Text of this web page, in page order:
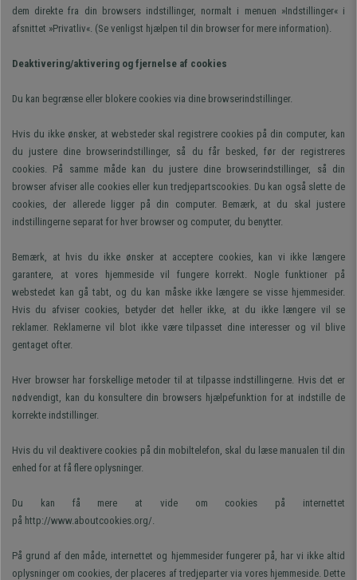
dem direkte fra din browsers indstillinger, normalt i menuen »Indstillinger« i
afsnittet »Privatliv«. (Se venligst hjælpen til din browser for mere information).
Deaktivering/aktivering og fjernelse af cookies
Du kan begrænse eller blokere cookies via dine browserindstillinger.
Hvis du ikke ønsker, at websteder skal registrere cookies på din computer, kan
du justere dine browserindstillinger, så du får besked, før der registreres
cookies. På samme måde kan du justere dine browserindstillinger, så din
browser afviser alle cookies eller kun tredjepartscookies. Du kan også slette de
cookies, der allerede ligger på din computer. Bemærk, at du skal justere
indstillingerne separat for hver browser og computer, du benytter.
Bemærk, at hvis du ikke ønsker at acceptere cookies, kan vi ikke længere
garantere, at vores hjemmeside vil fungere korrekt. Nogle funktioner på
webstedet kan gå tabt, og du kan måske ikke længere se visse hjemmesider.
Hvis du afviser cookies, betyder det heller ikke, at du ikke længere vil se
reklamer. Reklamerne vil blot ikke være tilpasset dine interesser og vil blive
gentaget ofter.
Hver browser har forskellige metoder til at tilpasse indstillingerne. Hvis det er
nødvendigt, kan du konsultere din browsers hjælpefunktion for at indstille de
korrekte indstillinger.
Hvis du vil deaktivere cookies på din mobiltelefon, skal du læse manualen til din
enhed for at få flere oplysninger.
Du kan få mere at vide om cookies på internettet
på http://www.aboutcookies.org/.
På grund af den måde, internettet og hjemmesider fungerer på, har vi ikke altid
oplysninger om cookies, der placeres af tredjeparter via vores hjemmeside. Dette